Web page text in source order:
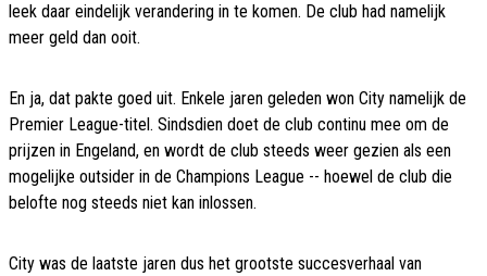
leek daar eindelijk verandering in te komen. De club had namelijk
meer geld dan ooit.
En ja, dat pakte goed uit. Enkele jaren geleden won City namelijk de
Premier League-titel. Sindsdien doet de club continu mee om de
prijzen in Engeland, en wordt de club steeds weer gezien als een
mogelijke outsider in de Champions League -- hoewel de club die
belofte nog steeds niet kan inlossen.
City was de laatste jaren dus het grootste succesverhaal van